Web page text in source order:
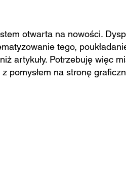
otwarta na nowości.
tego,
artykuły. Potrzebuję więc
pomysłem na stronę